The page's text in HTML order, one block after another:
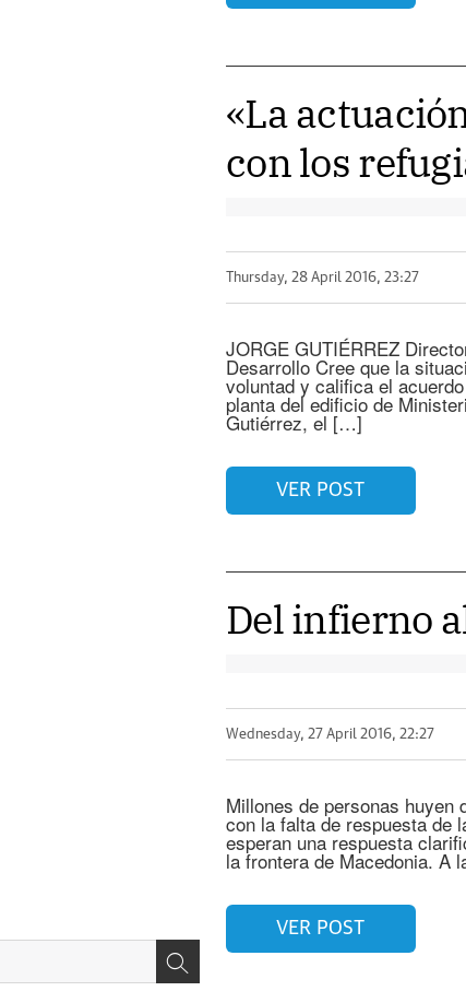
«La
con los
Thursday, 28 April 2016, 23:27
JORGE GUTIÉRREZ
Desarrollo Cree que la
voluntad y califica el
planta del edificio de
Gutiérrez, el […]
VER POST
Del infierno
Wednesday, 27 April 2016, 22:27
Millones de personas huyen
con la falta de respuesta de
esperan una respuesta
la frontera de Macedonia. A
VER POST